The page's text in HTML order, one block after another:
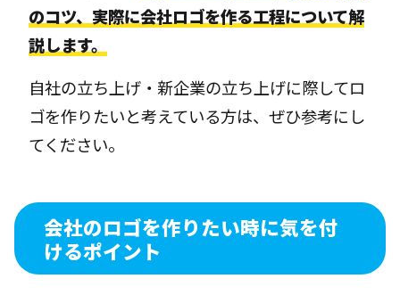
のコツ、実際に会社ロゴを作る工程について解
説します。
自社の立ち上げ・新企業の立ち上げに際してロ
ゴを作りたいと考えている方は、ぜひ参考にし
てください。
会社のロゴを作りたい時に気を付
けるポイント